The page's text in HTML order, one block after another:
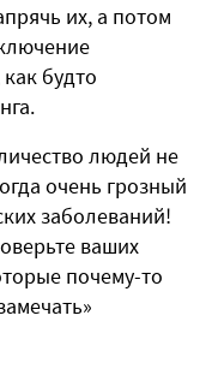
их, а потом
будто
людей не
очень грозный
заболеваний!
ваших
почему-то